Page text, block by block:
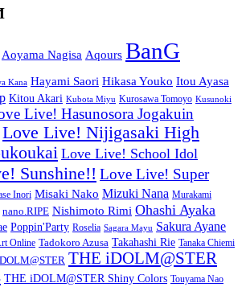
Aoyama Nagisa Aqours BanG
Kana Hayami Saori Hikasa Youko Itou Ayasa
Kitou Akari Kubota Miyu Kurosawa Tomoyo Kusunoki
Live! Hasunosora Jogakuin
Love Live! Nijigasaki High
Love Live! School Idol
Sunshine!! Love Live! Super
Inori Misaki Nako Mizuki Nana Murakami
nano.RIPE Nishimoto Rimi Ohashi Ayaka
Poppin'Party Roselia Sagara Mayu Sakura Ayane
Online Tadokoro Azusa Takahashi Rie Tanaka Chiemi
THE iDOLM@STER
THE iDOLM@STER Shiny Colors Touyama Nao